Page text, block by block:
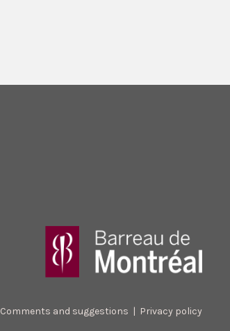
Comments and suggestions Privacy policy